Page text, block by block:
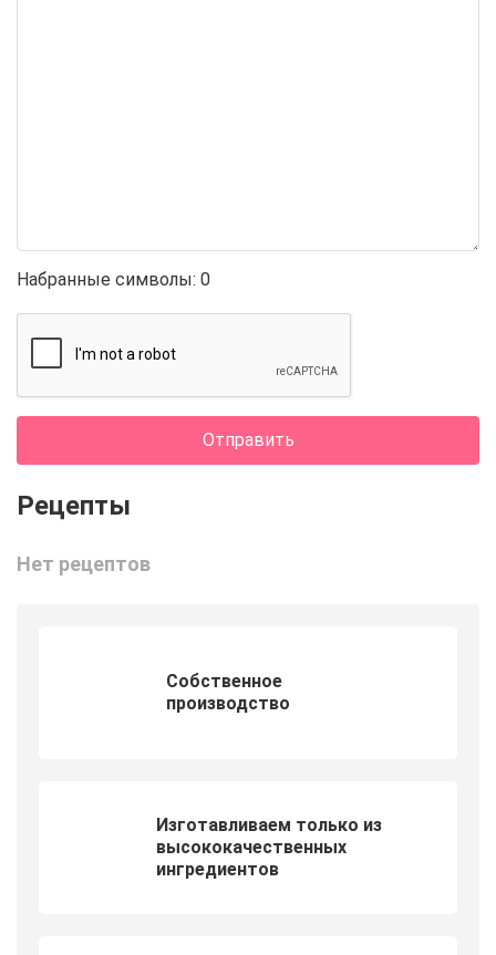
Набранные символы: 0
Отправить
Нет рецептов
Собственное
производство
Изготавливаем только из
высококачественных
ингредиентов